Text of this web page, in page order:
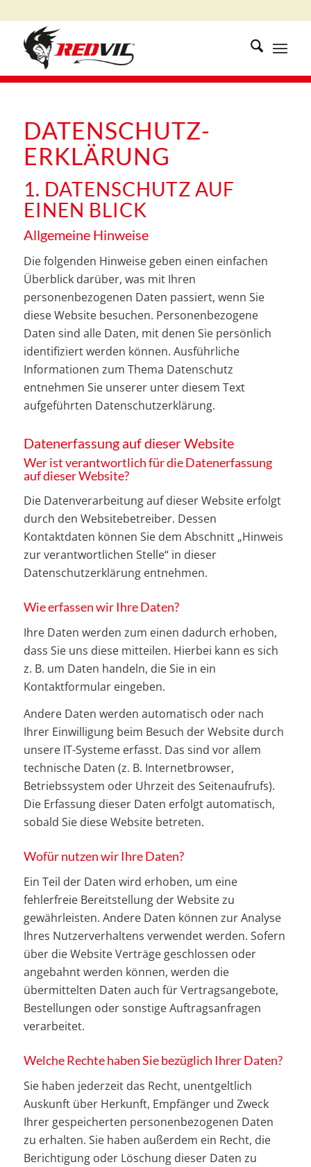
DATENSCHUTZ­
ERKLÄRUNG
1. DATENSCHUTZ AUF
EINEN BLICK
Allgemeine Hinweise
Die folgenden Hinweise geben einen einfachen
Überblick darüber, was mit Ihren
personenbezogenen Daten passiert, wenn Sie
diese Website besuchen. Personenbezogene
Daten sind alle Daten, mit denen Sie persönlich
identifiziert werden können. Ausführliche
Informationen zum Thema Datenschutz
entnehmen Sie unserer unter diesem Text
aufgeführten Datenschutzerklärung.
Datenerfassung auf dieser Website
Wer ist verantwortlich für die Datenerfassung
auf dieser Website?
Die Datenverarbeitung auf dieser Website erfolgt
durch den Websitebetreiber. Dessen
Kontaktdaten können Sie dem Abschnitt „Hinweis
zur verantwortlichen Stelle“ in dieser
Datenschutzerklärung entnehmen.
Wie erfassen wir Ihre Daten?
Ihre Daten werden zum einen dadurch erhoben,
dass Sie uns diese mitteilen. Hierbei kann es sich
z. B. um Daten handeln, die Sie in ein
Kontaktformular eingeben.
Andere Daten werden automatisch oder nach
Ihrer Einwilligung beim Besuch der Website durch
unsere IT-Systeme erfasst. Das sind vor allem
technische Daten (z. B. Internetbrowser,
Betriebssystem oder Uhrzeit des Seitenaufrufs).
Die Erfassung dieser Daten erfolgt automatisch,
sobald Sie diese Website betreten.
Wofür nutzen wir Ihre Daten?
Ein Teil der Daten wird erhoben, um eine
fehlerfreie Bereitstellung der Website zu
gewährleisten. Andere Daten können zur Analyse
Ihres Nutzerverhaltens verwendet werden. Sofern
über die Website Verträge geschlossen oder
angebahnt werden können, werden die
übermittelten Daten auch für Vertragsangebote,
Bestellungen oder sonstige Auftragsanfragen
verarbeitet.
Welche Rechte haben Sie bezüglich Ihrer Daten?
Sie haben jederzeit das Recht, unentgeltlich
Auskunft über Herkunft, Empfänger und Zweck
Ihrer gespeicherten personenbezogenen Daten
zu erhalten. Sie haben außerdem ein Recht, die
Berichtigung oder Löschung dieser Daten zu